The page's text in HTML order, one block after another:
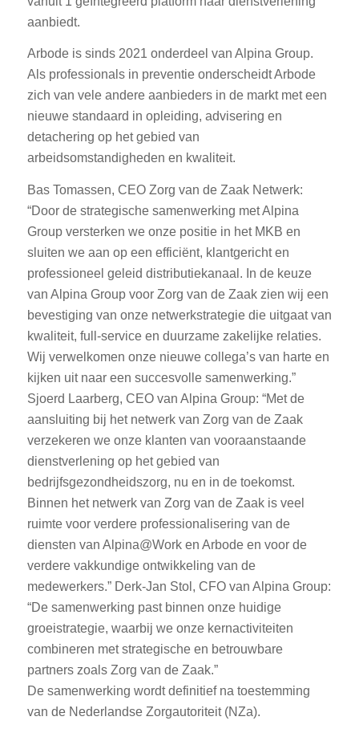
aanbiedt.
Arbode is sinds 2021 onderdeel van Alpina Group.
Als professionals in preventie onderscheidt Arbode
zich van vele andere aanbieders in de markt met een
nieuwe standaard in opleiding, advisering en
detachering op het gebied van
arbeidsomstandigheden en kwaliteit.
Bas Tomassen, CEO Zorg van de Zaak Netwerk:
“Door de strategische samenwerking met Alpina
Group versterken we onze positie in het MKB en
sluiten we aan op een efficiënt, klantgericht en
professioneel geleid distributiekanaal. In de keuze
van Alpina Group voor Zorg van de Zaak zien wij een
bevestiging van onze netwerkstrategie die uitgaat van
kwaliteit, full-service en duurzame zakelijke relaties.
Wij verwelkomen onze nieuwe collega’s van harte en
kijken uit naar een succesvolle samenwerking.”
Sjoerd Laarberg, CEO van Alpina Group: “Met de
aansluiting bij het netwerk van Zorg van de Zaak
verzekeren we onze klanten van vooraanstaande
dienstverlening op het gebied van
bedrijfsgezondheidszorg, nu en in de toekomst.
Binnen het netwerk van Zorg van de Zaak is veel
ruimte voor verdere professionalisering van de
diensten van Alpina@Work en Arbode en voor de
verdere vakkundige ontwikkeling van de
medewerkers.” Derk-Jan Stol, CFO van Alpina Group:
“De samenwerking past binnen onze huidige
groeistrategie, waarbij we onze kernactiviteiten
combineren met strategische en betrouwbare
partners zoals Zorg van de Zaak.”
De samenwerking wordt definitief na toestemming
van de Nederlandse Zorgautoriteit (NZa).